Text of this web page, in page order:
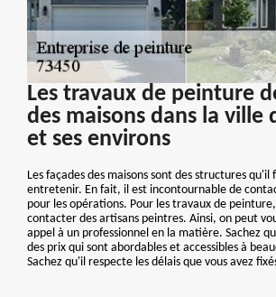
Les travaux de peinture
des maisons dans la ville
et ses environs
Les façades des maisons sont des structures
entretenir. En fait, il est incontournable de
pour les opérations. Pour les travaux de
contacter des artisans peintres. Ainsi, on peut
appel à un professionnel en la matière. Sachez
des prix qui sont abordables et accessibles à
Sachez qu'il respecte les délais que vous avez